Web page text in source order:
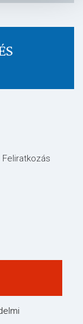
Feliratkozás